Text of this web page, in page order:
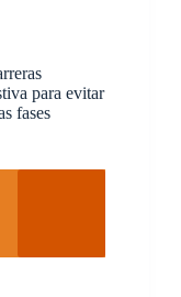
para evitar
fases